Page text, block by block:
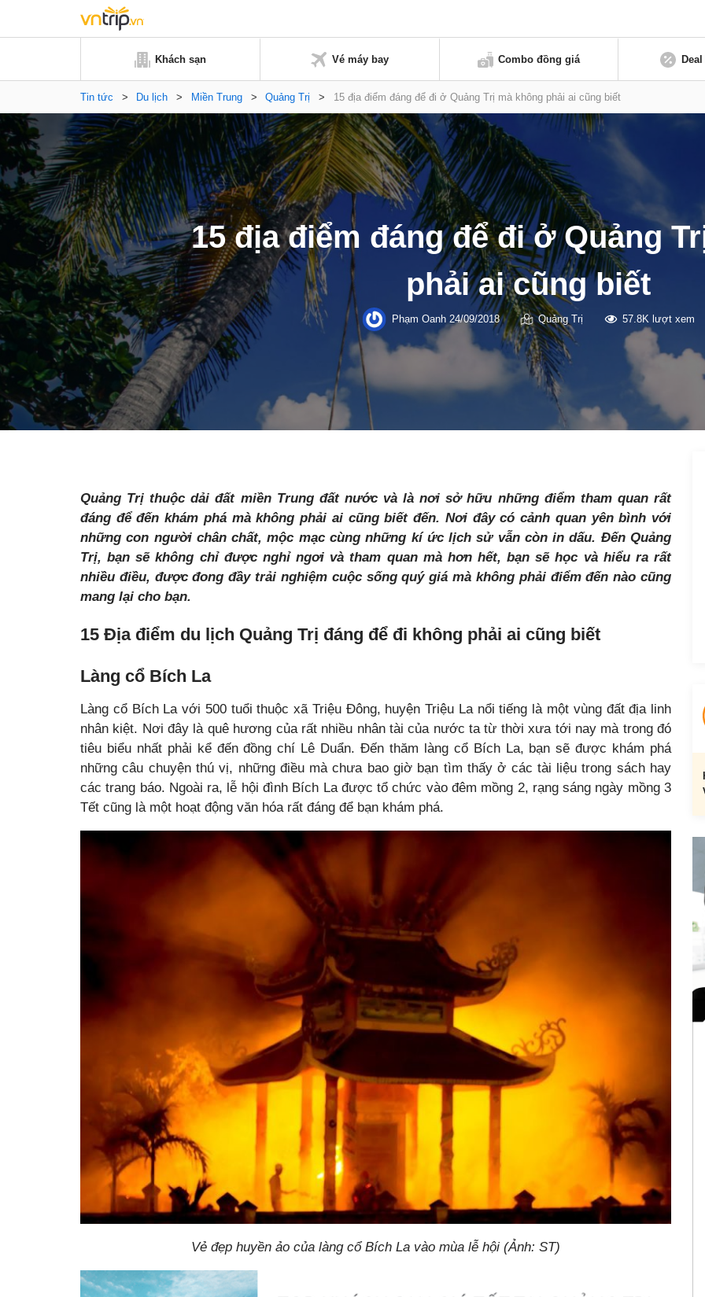
Khách sạn Vé máy bay Combo đồng giá
Tin tức > Du lịch > Miền Trung > Quảng Trị > 15 địa điểm đáng để đi ở Quảng Trị mà không phải ai cũng biết
15 địa điểm đáng để đi ở Quảng
phải ai cũng biết
Phạm Oanh24/09/2018 Quảng Trị 57.8K lượt xem
Quảng Trị thuộc dải đất miền Trung đất nước và là nơi sở hữu những điểm tham quan rất
đáng để đến khám phá mà không phải ai cũng biết đến. Nơi đây có cảnh quan yên bình với
những con người chân chất, mộc mạc cùng những kí ức lịch sử vẫn còn in dấu. Đến Quảng
Trị, bạn sẽ không chỉ được nghỉ ngơi và tham quan mà hơn hết, bạn sẽ học và hiểu ra rất
nhiều điều, được đong đầy trải nghiệm cuộc sống quý giá mà không phải điểm đến nào cũng
mang lại cho bạn.
15 Địa điểm du lịch Quảng Trị đáng để đi không phải ai cũng biết
Làng cổ Bích La
Làng cổ Bích La với 500 tuổi thuộc xã Triệu Đông, huyện Triệu La nổi tiếng là một vùng đất địa linh
nhân kiệt. Nơi đây là quê hương của rất nhiều nhân tài của nước ta từ thời xưa tới nay mà trong đó
tiêu biểu nhất phải kể đến đồng chí Lê Duẩn. Đến thăm làng cổ Bích La, bạn sẽ được khám phá
những câu chuyện thú vị, những điều mà chưa bao giờ bạn tìm thấy ở các tài liệu trong sách hay
các trang báo. Ngoài ra, lễ hội đình Bích La được tổ chức vào đêm mồng 2, rạng sáng ngày mồng 3
Tết cũng là một hoạt động văn hóa rất đáng để bạn khám phá.
Vẻ đẹp huyền ảo của làng cổ Bích La vào mùa lễ hội (Ảnh: ST)